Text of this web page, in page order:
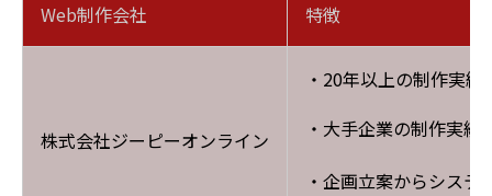
Web制作会社 特徴
株式会社ジーピーオンライン
・20年以上の制作実績
・大手企業の制作実績
・企画立案からシス